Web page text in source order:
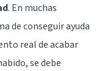
. En muchas
de conseguir ayuda
real de acabar
se debe